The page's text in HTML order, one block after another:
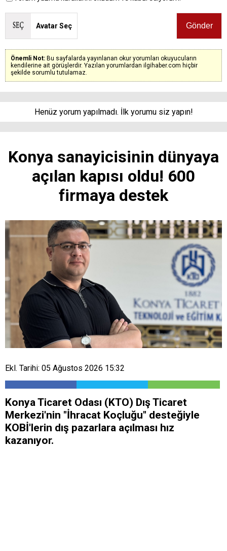
Avatar Seç
Önemli Not: Bu sayfalarda yayınlanan okur yorumları okuyucuların
kendilerine ait görüşlerdir. Yazılan yorumlardan ilgihaber.com hiçbir
şekilde sorumlu tutulamaz.
Henüz yorum yapılmadı. İlk yorumu siz yapın!
Konya sanayicisinin dünyaya
açılan kapısı oldu! 600
firmaya destek
Ekl. Tarihi: 05 Ağustos 2026 15:32
Konya Ticaret Odası (KTO) Dış Ticaret
Merkezi'nin "İhracat Koçluğu" desteğiyle
KOBİ'lerin dış pazarlara açılması hız
kazanıyor.